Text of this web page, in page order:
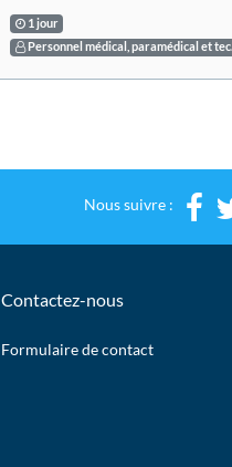
1 jour
Personnel médical, paramédical et technique intervenant dans le traitement et le stockage des endoscopes souples thermosensibles de toutes spécialités
Nous suivre :
Contactez-nous
Formulaire de contact